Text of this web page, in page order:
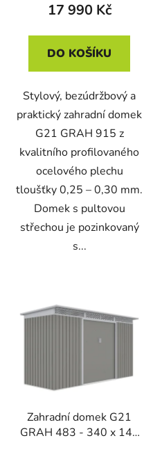
17 990 Kč
DO KOŠÍKU
Stylový, bezúdržbový a
praktický zahradní domek
G21 GRAH 915 z
kvalitního profilovaného
ocelového plechu
tloušťky 0,25 – 0,30 mm.
Domek s pultovou
střechou je pozinkovaný
s...
Zahradní domek G21
GRAH 483 - 340 x 142